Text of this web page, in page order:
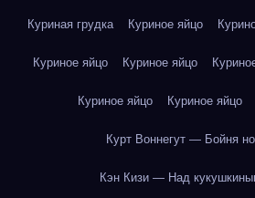
Куриная грудка Куриное яйцо
Куриное яйцо Куриное яйцо
Куриное яйцо Куриное яйцо
Курт Воннегут — Бойня
Кэн Кизи — Над